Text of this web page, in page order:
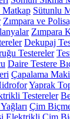
Sütunlu
Zımpara ve
Zımpara
Dekupaj
Testereler
Daire Testere
Çapalama
Yaprak
Testereler
Çim
Elektrikli Çim